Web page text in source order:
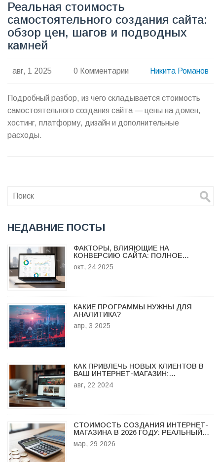
Реальная стоимость
самостоятельного создания сайта:
обзор цен, шагов и подводных
камней
авг, 1 2025 0 Комментарии Никита Романов
Подробный разбор, из чего складывается стоимость
самостоятельного создания сайта — цены на домен,
хостинг, платформу, дизайн и дополнительные
расходы.
НЕДАВНИЕ ПОСТЫ
ФАКТОРЫ, ВЛИЯЮЩИЕ НА
КОНВЕРСИЮ САЙТА: ПОЛНОЕ
РУКОВОДСТВО
окт, 24 2025
КАКИЕ ПРОГРАММЫ НУЖНЫ ДЛЯ
АНАЛИТИКА?
апр, 3 2025
КАК ПРИВЛЕЧЬ НОВЫХ КЛИЕНТОВ В
ВАШ ИНТЕРНЕТ-МАГАЗИН:
ПРОВЕРЕННЫЕ МЕТОДЫ
авг, 22 2024
СТОИМОСТЬ СОЗДАНИЯ ИНТЕРНЕТ-
МАГАЗИНА В 2026 ГОДУ: РЕАЛЬНЫЙ
БЮДЖЕТ И ЦЕНЫ
мар, 29 2026